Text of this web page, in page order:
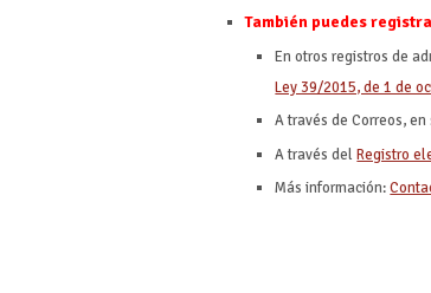
También puedes
En otros registros de
Ley 39/2015, de 1 de
A través de Correos,
A través delRegistro
Más información: